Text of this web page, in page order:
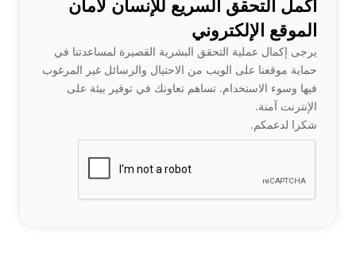
اكمل التحقق السريع للإنسان لأمان
الموقع الإلكتروني
يرجى إكمال عملية التحقق البشرية القصيرة لمساعدتنا في
حماية موقعنا على الويب من الاحتيال والرسائل غير المرغوب
فيها وسوء الاستخدام. تساهم تعاونك في توفير بيئة على
الإنترنت آمنة.
شكرا لدعمكم.